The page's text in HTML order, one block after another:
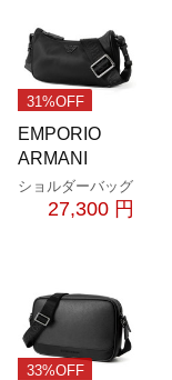
31%OFF
EMPORIO
ARMANI
ショルダーバッグ
27,300 円
33%OFF